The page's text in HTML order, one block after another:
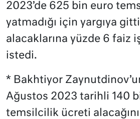
2023’de 625 bin euro
yatmadığı için yargıya
alacaklarına yüzde 6 faiz
istedi.
* Bakhtiyor
Ağustos 2023 tarihli 140
temsilcilik ücreti